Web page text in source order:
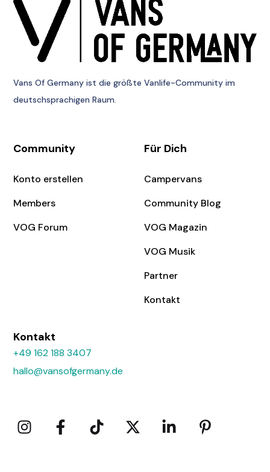
Vans Of Germany ist die größte Vanlife-Community im
deutschsprachigen Raum.
Community
Konto erstellen
Members
VOG Forum
Für Dich
Campervans
Community Blog
VOG Magazin
VOG Musik
Partner
Kontakt
Kontakt
+49 162 188 3407
hallo@vansofgermany.de